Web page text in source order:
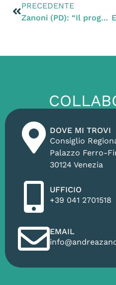
PRECEDENTE
Zanoni (PD): “Il progetto della Via del Mare va rivisto: rischia di aumentare i problemi anziché risolverli”
DOVE MI TROVI
Consiglio
Palazzo Ferro-
30124 Venezia
UFFICIO
+39 041 2701518
EMAIL